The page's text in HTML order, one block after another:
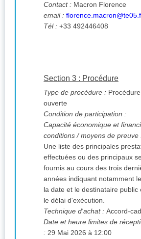
Contact : Macron Florence
email :
Tél : +33 492446408
Section 3 : Procédure
Type de procédure :
ouverte
Condition de participation :
Capacité économique et
conditions / moyens de preuve
Une liste des principales
effectuées ou des principaux
fournis au cours des trois
années indiquant notamment
la date et le destinataire public
le délai d'exécution.
Technique d'achat : Accord-
Date et heure limites de
: 29 Mai 2026 à 12:00